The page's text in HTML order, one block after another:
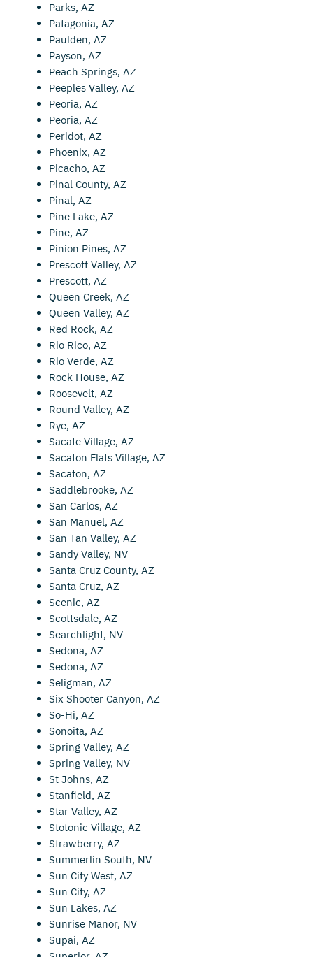
Parks, AZ
Patagonia, AZ
Paulden, AZ
Payson, AZ
Peach Springs, AZ
Peeples Valley, AZ
Peoria, AZ
Peoria, AZ
Peridot, AZ
Phoenix, AZ
Picacho, AZ
Pinal County, AZ
Pinal, AZ
Pine Lake, AZ
Pine, AZ
Pinion Pines, AZ
Prescott Valley, AZ
Prescott, AZ
Queen Creek, AZ
Queen Valley, AZ
Red Rock, AZ
Rio Rico, AZ
Rio Verde, AZ
Rock House, AZ
Roosevelt, AZ
Round Valley, AZ
Rye, AZ
Sacate Village, AZ
Sacaton Flats Village, AZ
Sacaton, AZ
Saddlebrooke, AZ
San Carlos, AZ
San Manuel, AZ
San Tan Valley, AZ
Sandy Valley, NV
Santa Cruz County, AZ
Santa Cruz, AZ
Scenic, AZ
Scottsdale, AZ
Searchlight, NV
Sedona, AZ
Sedona, AZ
Seligman, AZ
Six Shooter Canyon, AZ
So-Hi, AZ
Sonoita, AZ
Spring Valley, AZ
Spring Valley, NV
St Johns, AZ
Stanfield, AZ
Star Valley, AZ
Stotonic Village, AZ
Strawberry, AZ
Summerlin South, NV
Sun City West, AZ
Sun City, AZ
Sun Lakes, AZ
Sunrise Manor, NV
Supai, AZ